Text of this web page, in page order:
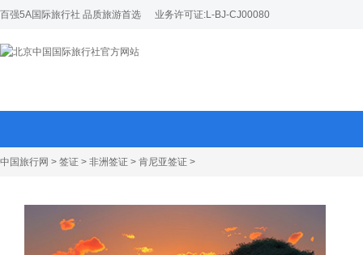
百强5A国际旅行社 品质旅游首选 业务许可证:L-BJ-CJ00080
中国旅行网 > 签证 > 非洲签证 > 肯尼亚签证 >